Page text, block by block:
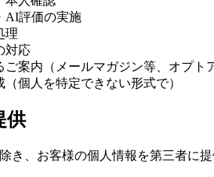
AI評価の実施
理
対応
案内（メールマガジン等、オプト
個人を特定できない形式で）
供
き、お客様の個人情報を第三者に提